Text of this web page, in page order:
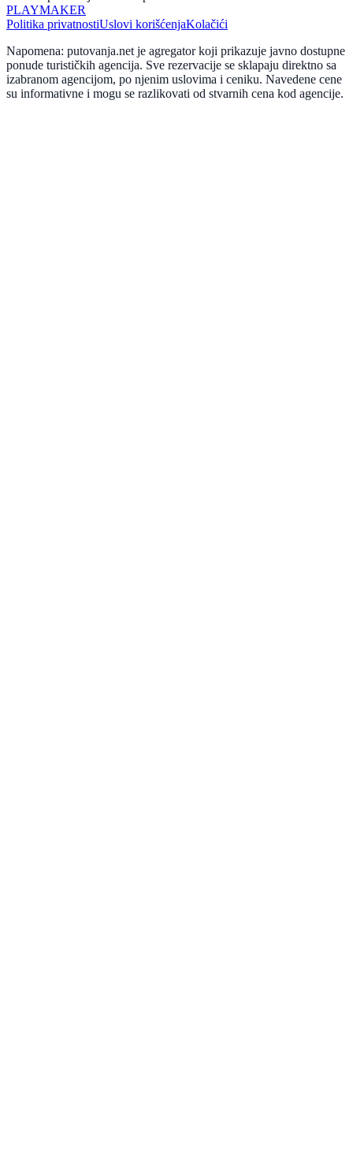
PLAYMAKER
Politika privatnostiUslovi korišćenjaKolačići
Napomena: putovanja.net je agregator koji prikazuje javno dostupne
ponude turističkih agencija. Sve rezervacije se sklapaju direktno sa
izabranom agencijom, po njenim uslovima i ceniku. Navedene cene
su informativne i mogu se razlikovati od stvarnih cena kod agencije.